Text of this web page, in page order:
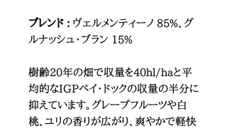
ブレンド : ヴェルメンティーノ 85%、グ
ルナッシュ・ブラン 15%
樹齢20年の畑で収量を40hl/haと平
均的なIGPペイ・ドックの収量の半分に
抑えています。グレープフルーツや白
桃、ユリの香りが広がり、爽やかで軽快